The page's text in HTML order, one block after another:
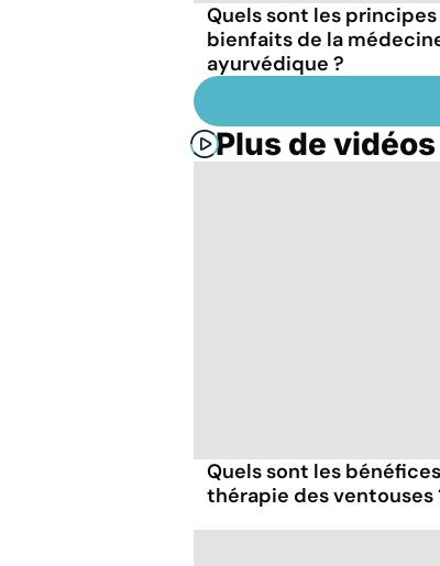
Quels sont les
bienfaits de la
ayurvédique ?
Plus de vidéos
Quels sont les
thérapie des ventouses